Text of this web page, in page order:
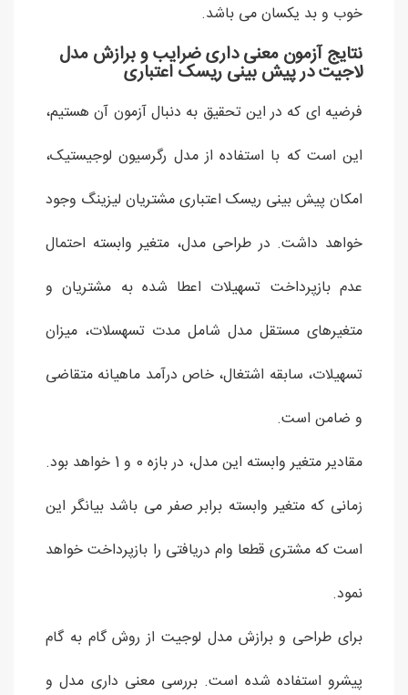
خوب و بد یکسان می باشد.
نتایج آزمون معنی داری ضرایب و برازش مدل
لاجیت در پیش بینی ریسک اعتباری
فرضیه ای که در این تحقیق به دنبال آزمون آن هستیم،
این است که با استفاده از مدل رگرسیون لوجیستیک،
امکان پیش بینی ریسک اعتباری مشتریان لیزینگ وجود
خواهد داشت. در طراحی مدل، متغیر وابسته احتمال
عدم بازپرداخت تسهیلات اعطا شده به مشتریان و
متغیرهای مستقل مدل شامل مدت تسهسلات، میزان
تسهیلات، سابقه اشتغال، خاص درآمد ماهیانه متقاضی
و ضامن است.
مقادیر متغیر وابسته این مدل، در بازه 0 و 1 خواهد بود.
زمانی که متغیر وابسته برابر صفر می باشد بیانگر این
است که مشتری قطعا وام دریافتی را بازپرداخت خواهد
نمود.
برای طراحی و برازش مدل لوجیت از روش گام به گام
پیشرو استفاده شده است. بررسی معنی داری مدل و